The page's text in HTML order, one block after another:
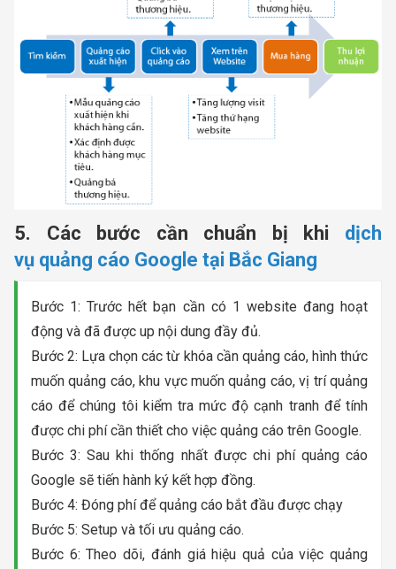
5. Các bước cần chuẩn bị khi dịch
vụ quảng cáo Google tại Bắc Giang
Bước 1: Trước hết bạn cần có 1 website đang hoạt
động và đã được up nội dung đầy đủ.
Bước 2: Lựa chọn các từ khóa cần quảng cáo, hình thức
muốn quảng cáo, khu vực muốn quảng cáo, vị trí quảng
cáo để chúng tôi kiểm tra mức độ cạnh tranh để tính
được chi phí cần thiết cho việc quảng cáo trên Google.
Bước 3: Sau khi thống nhất được chi phí quảng cáo
Google sẽ tiến hành ký kết hợp đồng.
Bước 4: Đóng phí để quảng cáo bắt đầu được chạy
Bước 5: Setup và tối ưu quảng cáo.
Bước 6: Theo dõi, đánh giá hiệu quả của việc quảng